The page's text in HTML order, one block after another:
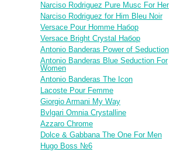
Narciso Rodriguez Pure Musc For Her
Narciso Rodriguez for Him Bleu Noir
Versace Pour Homme Набор
Versace Bright Crystal Набор
Antonio Banderas Power of Seduction
Antonio Banderas Blue Seduction For
Women
Antonio Banderas The Icon
Lacoste Pour Femme
Giorgio Armani My Way
Bvlgari Omnia Crystalline
Azzaro Chrome
Dolce & Gabbana The One For Men
Hugo Boss №6